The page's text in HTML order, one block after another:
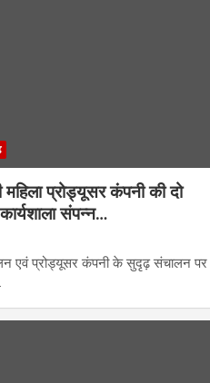
महिला प्रोड्यूसर कंपनी की दो
संपन्न…
एवं प्रोड्यूसर कंपनी के सुदृढ़ संचालन पर